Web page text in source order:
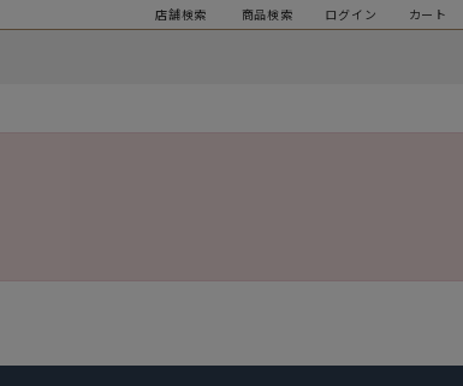
店舗検索 商品検索 ログイン カート